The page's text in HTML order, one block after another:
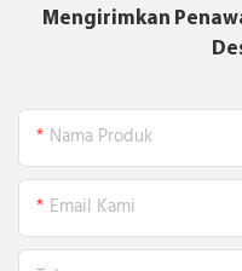
Mengirimkan
Nama Produk
Email Kami